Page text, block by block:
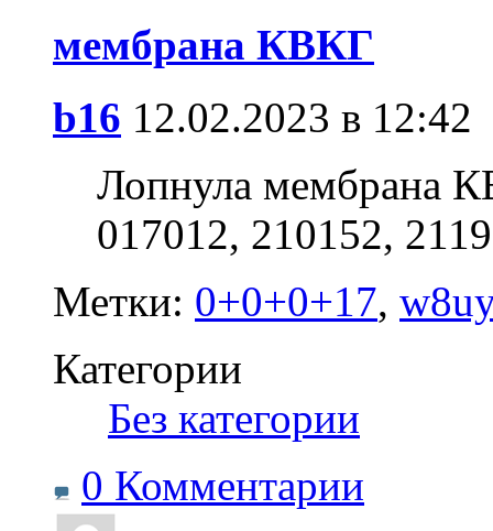
мембрана КВКГ
b16 12.02.2023 в 12:42
Лопнула мембрана
017012, 210152,
Метки: 0+0+0+17,
Категории
Без категории
0 Комментарии